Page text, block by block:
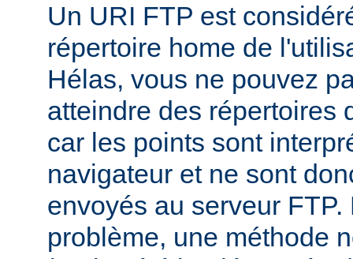
Un URI FTP est
répertoire home de
Hélas, vous ne pouvez
atteindre des répertoires
car les points sont
navigateur et ne sont
envoyés au serveur
problème, une méthode